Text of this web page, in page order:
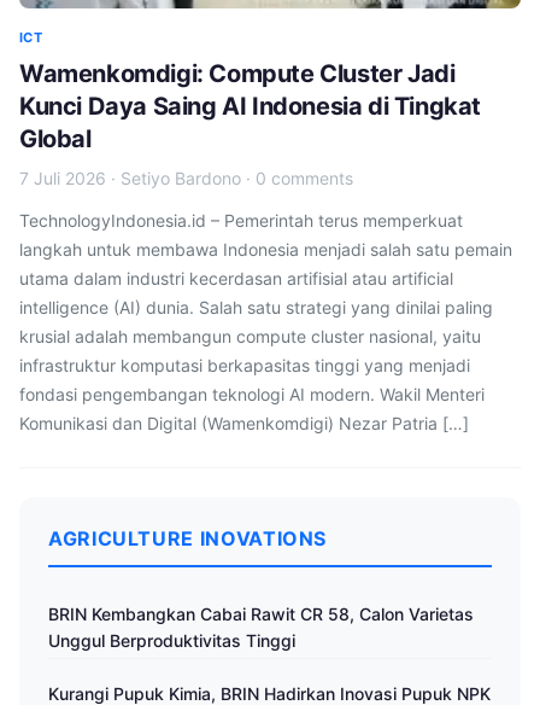
ICT
Wamenkomdigi: Compute Cluster Jadi
Kunci Daya Saing AI Indonesia di Tingkat
Global
7 Juli 2026 · Setiyo Bardono · 0 comments
TechnologyIndonesia.id – Pemerintah terus memperkuat
langkah untuk membawa Indonesia menjadi salah satu pemain
utama dalam industri kecerdasan artifisial atau artificial
intelligence (AI) dunia. Salah satu strategi yang dinilai paling
krusial adalah membangun compute cluster nasional, yaitu
infrastruktur komputasi berkapasitas tinggi yang menjadi
fondasi pengembangan teknologi AI modern. Wakil Menteri
Komunikasi dan Digital (Wamenkomdigi) Nezar Patria […]
AGRICULTURE INOVATIONS
BRIN Kembangkan Cabai Rawit CR 58, Calon Varietas
Unggul Berproduktivitas Tinggi
Kurangi Pupuk Kimia, BRIN Hadirkan Inovasi Pupuk NPK